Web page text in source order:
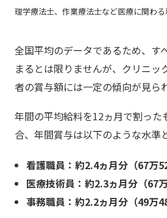
理学療法士、作業療法士など医療に関わ
全国平均のデータであるため、す
まるとは限りませんが、クリニッ
者の賞与額には一定の傾向が見ら
年間の平均給料を12ヵ月で割った
合、年間賞与は以下のような水準
看護職員：約2.4ヵ月分（67万
医療技術員：約2.3ヵ月分（67万
事務職員：約2.2ヵ月分（49万